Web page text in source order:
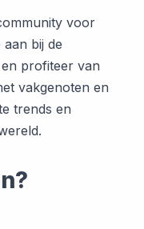
voor
bij de
en profiteer van
vakgenoten en
trends en